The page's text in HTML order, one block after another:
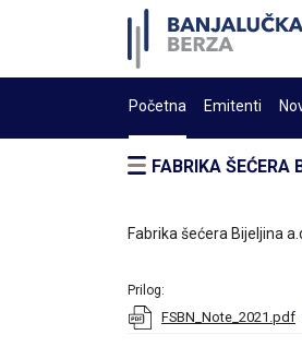
Početna Emitenti
FABRIKA
Fabrika šećera Bijeljina
Prilog:
FSBN_Note_2021.pdf